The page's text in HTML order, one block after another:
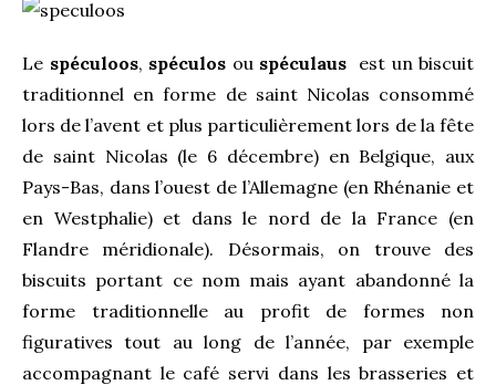
Le spéculoos, spéculos ou spéculaus est un biscuit
traditionnel en forme de saint Nicolas consommé
lors de l’avent et plus particulièrement lors de la fête
de saint Nicolas (le 6 décembre) en Belgique, aux
Pays-Bas, dans l’ouest de l’Allemagne (en Rhénanie et
en Westphalie) et dans le nord de la France (en
Flandre méridionale). Désormais, on trouve des
biscuits portant ce nom mais ayant abandonné la
forme traditionnelle au profit de formes non
figuratives tout au long de l’année, par exemple
accompagnant le café servi dans les brasseries et